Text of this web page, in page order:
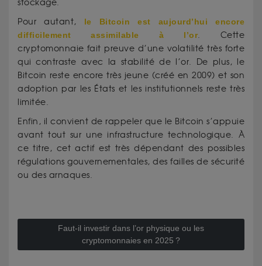
stockage.
Pour autant,
le Bitcoin est aujourd’hui encore
difficilement assimilable à l’or. Cette
cryptomonnaie fait preuve d’une volatilité très forte
qui contraste avec la stabilité de l’or. De plus, le
Bitcoin reste encore très jeune (créé en 2009) et son
adoption par les États et les institutionnels reste très
limitée.
Enfin, il convient de rappeler que le Bitcoin s’appuie
avant tout sur une infrastructure technologique. À
ce titre, cet actif est très dépendant des possibles
régulations gouvernementales, des failles de sécurité
ou des arnaques.
Faut-il investir dans l’or physique ou les
cryptomonnaies en 2025 ?